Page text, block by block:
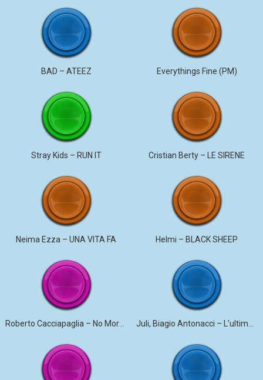
BAD – ATEEZ Everythings Fine (PM)
Stray Kids – RUN IT Cristian Berty – LE SIRENE
Neima Ezza – UNA VITA FA Helmi – BLACK SHEEP
Roberto Cacciapaglia – No More Violence